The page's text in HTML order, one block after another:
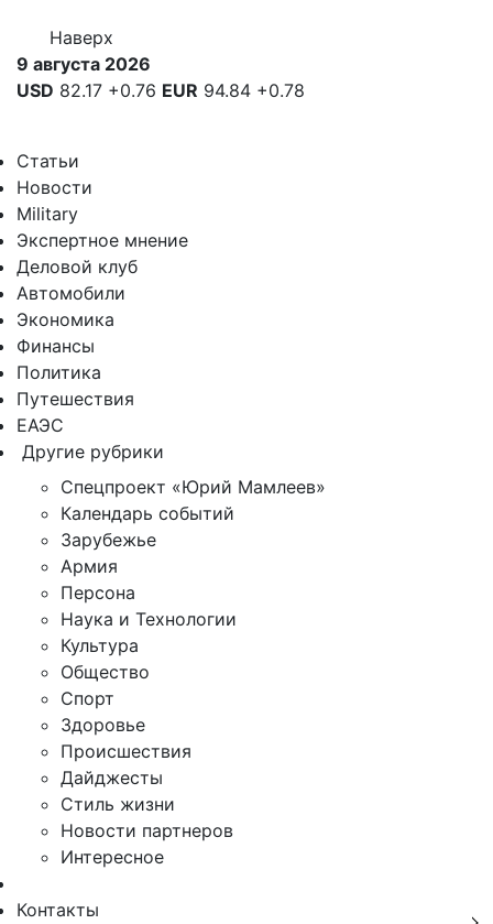
Наверх
9 августа 2026
USD 82.17 +0.76 EUR 94.84 +0.78
Статьи
Новости
Military
Экспертное мнение
Деловой клуб
Автомобили
Экономика
Финансы
Политика
Путешествия
ЕАЭС
Другие рубрики
Спецпроект «Юрий Мамлеев»
Календарь событий
Зарубежье
Армия
Персона
Наука и Технологии
Культура
Общество
Спорт
Здоровье
Происшествия
Дайджесты
Стиль жизни
Новости партнеров
Интересное
Контакты